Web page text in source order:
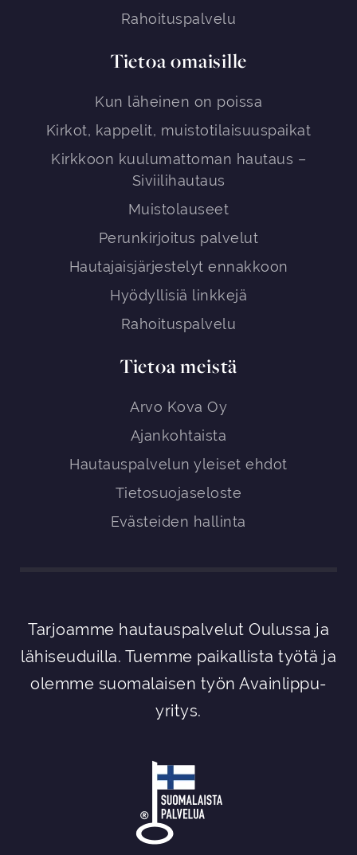
Rahoituspalvelu
Tietoa omaisille
Kun läheinen on poissa
Kirkot, kappelit, muistotilaisuuspaikat
Kirkkoon kuulumattoman hautaus –
Siviilihautaus
Muistolauseet
Perunkirjoitus palvelut
Hautajaisjärjestelyt ennakkoon
Hyödyllisiä linkkejä
Rahoituspalvelu
Tietoa meistä
Arvo Kova Oy
Ajankohtaista
Hautauspalvelun yleiset ehdot
Tietosuojaseloste
Evästeiden hallinta
Tarjoamme hautauspalvelut Oulussa ja
lähiseuduilla. Tuemme paikallista työtä ja
olemme suomalaisen työn Avainlippu-
yritys.